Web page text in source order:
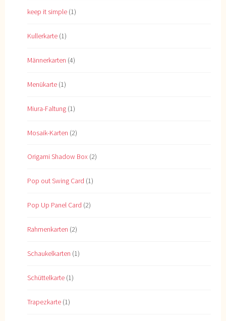
keep it simple (1)
Kullerkarte (1)
Männerkarten (4)
Menükarte (1)
Miura-Faltung (1)
Mosaik-Karten (2)
Origami Shadow Box (2)
Pop out Swing Card (1)
Pop Up Panel Card (2)
Rahmenkarten (2)
Schaukelkarten (1)
Schüttelkarte (1)
Trapezkarte (1)